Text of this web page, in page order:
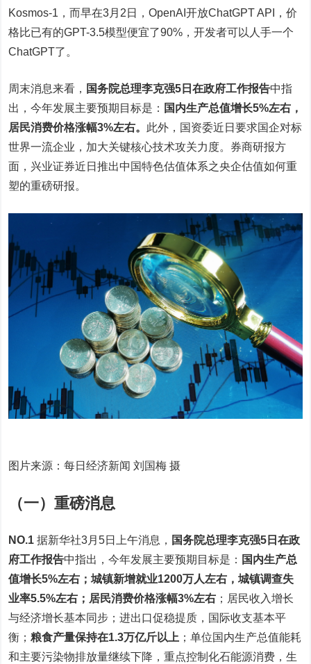
Kosmos-1，而早在3月2日，OpenAI开放ChatGPT API，价
格比已有的GPT-3.5模型便宜了90%，开发者可以人手一个
ChatGPT了。
周末消息来看， 国务院总理李克强5日在政府工作报告中指
出，今年发展主要预期目标是： 国内生产总值增长5%左右，
居民消费价格涨幅3%左右。 此外，国资委近日要求国企对标
世界一流企业，加大关键核心技术攻关力度。券商研报方
面，兴业证券近日推出中国特色估值体系之央企估值如何重
塑的重磅研报。
图片来源：每日经济新闻 刘国梅 摄
（一）重磅消息
NO.1据新华社3月5日上午消息， 国务院总理李克强5日在政
府工作报告中指出，今年发展主要预期目标是： 国内生产总
值增长5%左右；城镇新增就业1200万人左右，城镇调查失
业率5.5%左右；居民消费价格涨幅3%左右 ；居民收入增长
与经济增长基本同步；进出口促稳提质，国际收支基本平
衡；粮食产量保持在1.3万亿斤以上 ；单位国内生产总值能耗
和主要污染物排放量继续下降，重点控制化石能源消费，生